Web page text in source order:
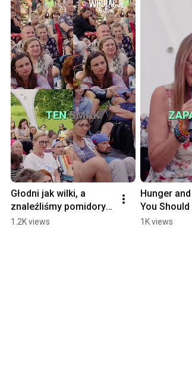
Głodni jak wilki, a
znaleźliśmy pomidory!
Niesamowite! #shorts
1.2K views
Hunger
You
Every Bite
1K views